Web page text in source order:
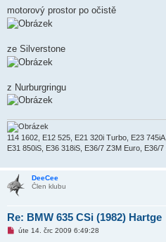
motorový prostor po očistě
ze Silverstone
z Nurburgringu
114 1602, E12 525, E21 320i Turbo, E23
E31 850iS, E36 318iS, E36/7 Z3M Euro, E36/
DeeCee
Člen klubu
Re: BMW 635 CSi (1982) Hartge
Núte 14. črc 2009 6:49:28